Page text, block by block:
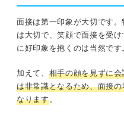
面接は第一印象が大切です。
は大切で、笑顔で面接を受
に好印象を抱くのは当然です
加えて、 相手の顔を見ずに
は非常識となるため、面接
なります。